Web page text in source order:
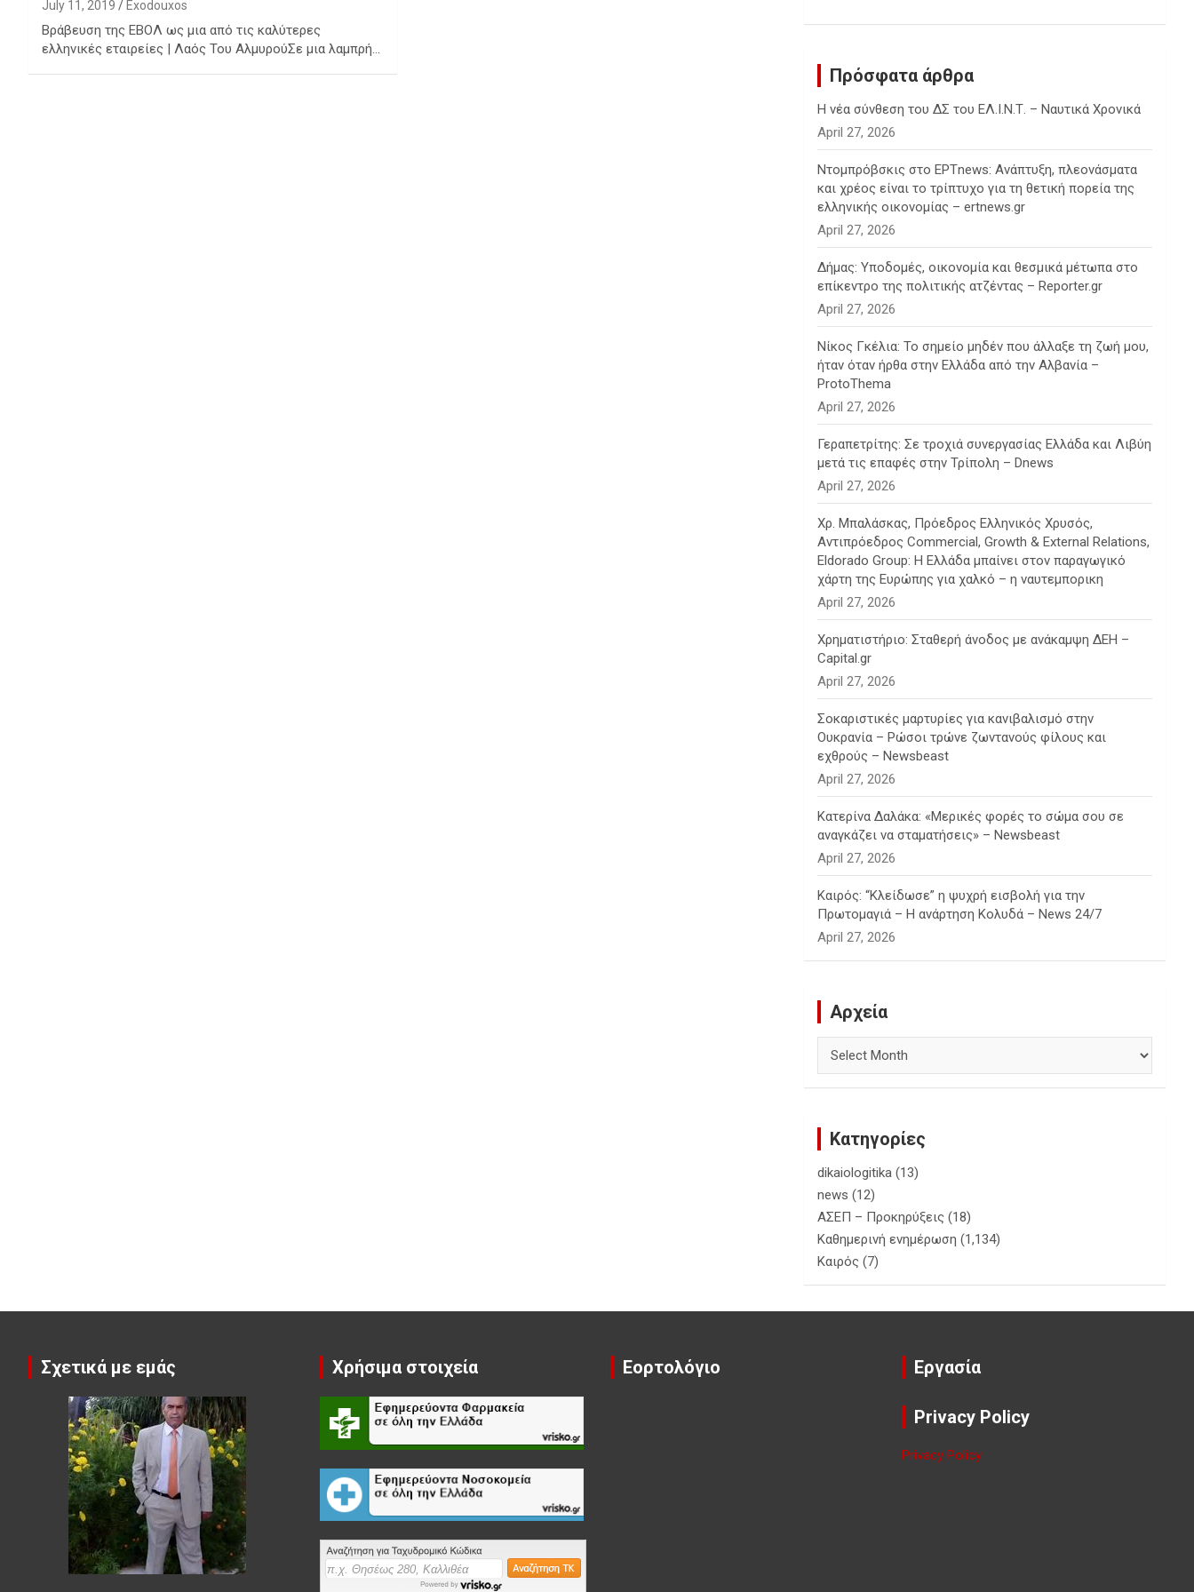
July 11, 2019 Exodouxos
Βράβευση της ΕΒΟΛ ως μια από τις καλύτερες
ελληνικές εταιρείες | Λαός Του ΑλμυρούΣε μια λαμπρή…
h
Πρόσφατα άρθρα
Η νέα σύνθεση του ΔΣ του ΕΛ.Ι.Ν.Τ. – Ναυτικά Χρονικά
April 27, 2026
Ντομπρόβσκις στο ΕΡΤnews: Ανάπτυξη, πλεονάσματα
και χρέος είναι το τρίπτυχο για τη θετική πορεία της
ελληνικής οικονομίας – ertnews.gr
April 27, 2026
Δήμας: Υποδομές, οικονομία και θεσμικά μέτωπα στο
επίκεντρο της πολιτικής ατζέντας – Reporter.gr
April 27, 2026
Νίκος Γκέλια: Το σημείο μηδέν που άλλαξε τη ζωή μου,
ήταν όταν ήρθα στην Ελλάδα από την Αλβανία –
ProtoThema
April 27, 2026
Γεραπετρίτης: Σε τροχιά συνεργασίας Ελλάδα και Λιβύη
μετά τις επαφές στην Τρίπολη – Dnews
April 27, 2026
Χρ. Μπαλάσκας, Πρόεδρος Ελληνικός Χρυσός,
Αντιπρόεδρος Commercial, Growth & External Relations,
Eldorado Group: Η Ελλάδα μπαίνει στον παραγωγικό
χάρτη της Ευρώπης για χαλκό – η ναυτεμπορικη
April 27, 2026
Χρηματιστήριο: Σταθερή άνοδος με ανάκαμψη ΔΕΗ –
Capital.gr
April 27, 2026
Σοκαριστικές μαρτυρίες για κανιβαλισμό στην
Ουκρανία – Ρώσοι τρώνε ζωντανούς φίλους και
εχθρούς – Newsbeast
April 27, 2026
Κατερίνα Δαλάκα: «Μερικές φορές το σώμα σου σε
αναγκάζει να σταματήσεις» – Newsbeast
April 27, 2026
Καιρός: “Κλείδωσε” η ψυχρή εισβολή για την
Πρωτομαγιά – Η ανάρτηση Κολυδά – News 24/7
April 27, 2026
Αρχεία
Κατηγορίες
dikaiologitika (13)
news (12)
ΑΣΕΠ – Προκηρύξεις (18)
Καθημερινή ενημέρωση (1,134)
Καιρός (7)
Σχετικά με εμάς Χρήσιμα στοιχεία Εορτολόγιο Εργασία
Privacy Policy
Privacy Policy